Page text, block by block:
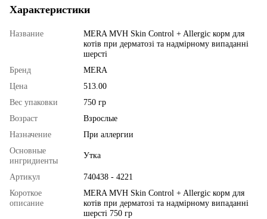
Характеристики
Название
MERA MVH Skin Control + Allergic корм для
котів при дерматозі та надмірному випаданні
шерсті
Бренд
MERA
Цена
513.00
Вес упаковки
750 гр
Возраст
Взрослые
Назначение
При аллергии
Основные
ингридиенты
Утка
Артикул
740438 - 4221
Короткое
описание
MERA MVH Skin Control + Allergic корм для
котів при дерматозі та надмірному випаданні
шерсті 750 гр